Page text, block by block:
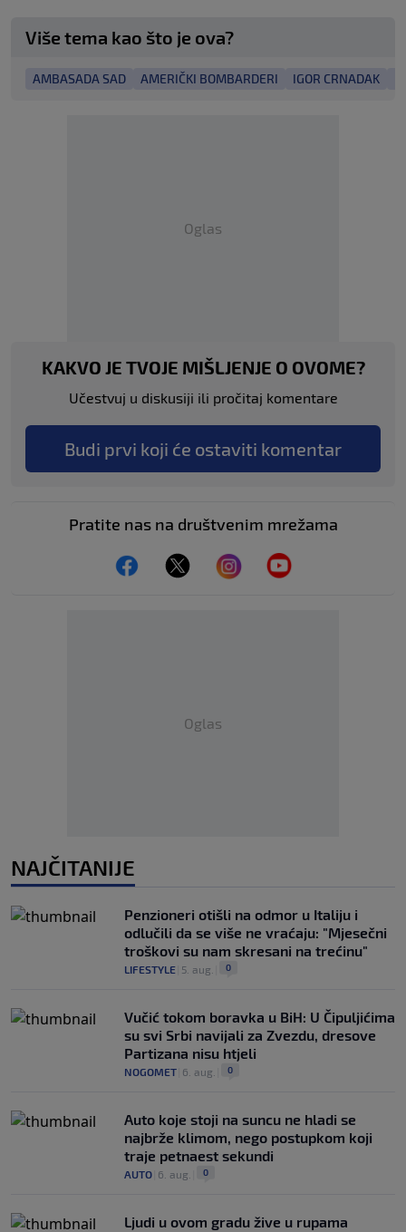
Više tema kao što je ova?
AMBASADA SAD AMERIČKI BOMBARDERI IGOR CRNADAK
Oglas
KAKVO JE TVOJE MIŠLJENJE O OVOME?
Učestvuj u diskusiji ili pročitaj komentare
Budi prvi koji će ostaviti komentar
Pratite nas na društvenim mrežama
Oglas
NAJČITANIJE
Penzioneri otišli na odmor u Italiju i
odlučili da se više ne vraćaju: "Mjesečni
troškovi su nam skresani na trećinu"
LIFESTYLE 5. aug. 0
Vučić tokom boravka u BiH: U Čipuljićima
su svi Srbi navijali za Zvezdu, dresove
Partizana nisu htjeli
NOGOMET 6. aug. 0
Auto koje stoji na suncu ne hladi se
najbrže klimom, nego postupkom koji
traje petnaest sekundi
AUTO 6. aug. 0
Ljudi u ovom gradu žive u rupama